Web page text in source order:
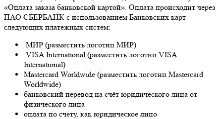
«Оплата заказа банковской картой». Оплата происходит через
ПАО СБЕРБАНК с использованием Банковских карт
следующих платежных систем:
МИР (разместить логотип МИР)
VISA International (разместить логотип VISA
International)
Mastercard Worldwide (разместить логотип Mastercard
Worldwide)
банковский перевод на счёт юридического лица от
физического лица
оплата по счету, как юридическое лицо